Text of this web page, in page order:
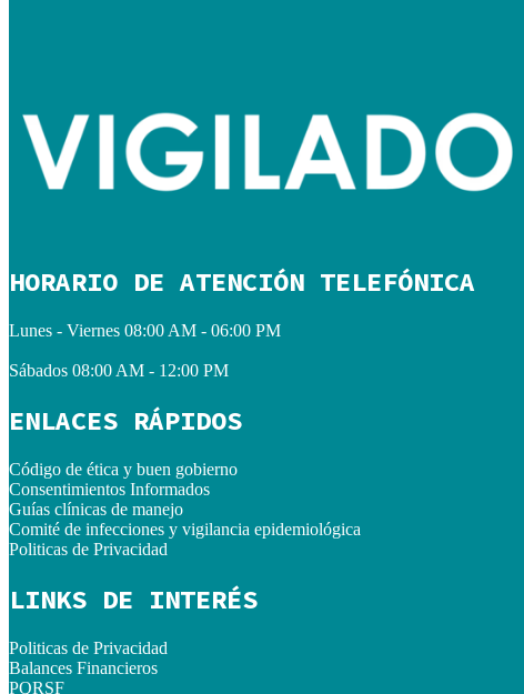
HORARIO DE ATENCIÓN TELEFÓNICA
Lunes - Viernes 08:00 AM - 06:00 PM
Sábados 08:00 AM - 12:00 PM
ENLACES RÁPIDOS
Código de ética y buen gobierno
Consentimientos Informados
Guías clínicas de manejo
Comité de infecciones y vigilancia epidemiológica
Politicas de Privacidad
LINKS DE INTERÉS
Politicas de Privacidad
Balances Financieros
PQRSF